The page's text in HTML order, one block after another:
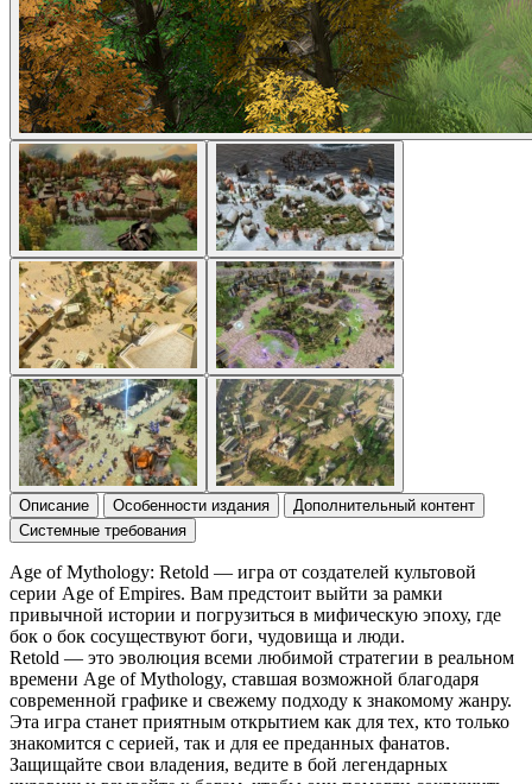
Описание Особенности издания
Дополнительный контент
Системные требования
Age of Mythology: Retold — игра от создателей культовой
серии Age of Empires. Вам предстоит выйти за рамки
привычной истории и погрузиться в мифическую эпоху, где
бок о бок сосуществуют боги, чудовища и люди.
Retold — это эволюция всеми любимой стратегии в реальном
времени Age of Mythology, ставшая возможной благодаря
современной графике и свежему подходу к знакомому жанру.
Эта игра станет приятным открытием как для тех, кто только
знакомится с серией, так и для ее преданных фанатов.
Защищайте свои владения, ведите в бой легендарных